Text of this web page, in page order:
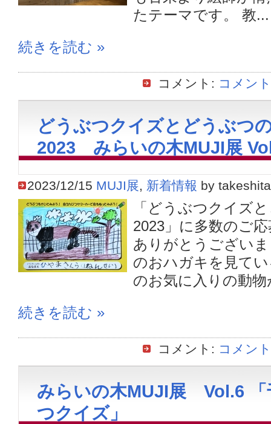
たテーマです。 教...
続きを読む »
コメント: コメン
どうぶつクイズとどうぶつ
2023 みらいの木MUJI展
2023/12/15 MUJI展, 新着情報 by takeshita
「どうぶつクイズ
2023」に多数のご
ありがとうござい
のおハガキを見て
のお気に入りの動
続きを読む »
コメント: コメン
みらいの木MUJI展 Vol.6 「
つクイズ」